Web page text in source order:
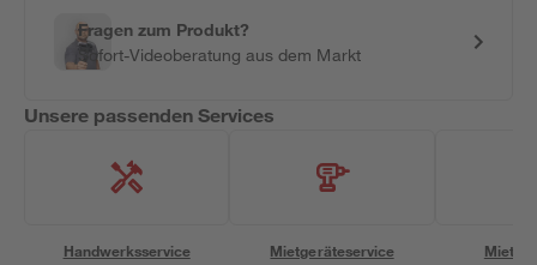
Fragen zum Produkt?
Sofort-Videoberatung aus dem Markt
Unsere passenden Services
Handwerksservice Mietgeräteservice